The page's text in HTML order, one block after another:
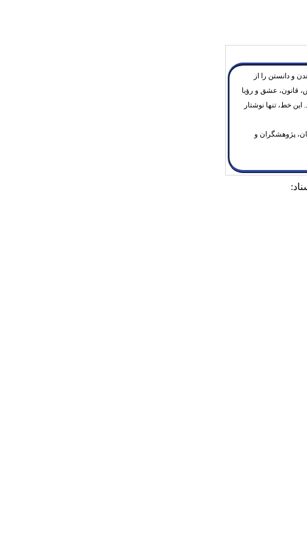
و دانستن را از
قانون، عشق و رؤیا
خط، تنها نوشتار
پژوهشگران و